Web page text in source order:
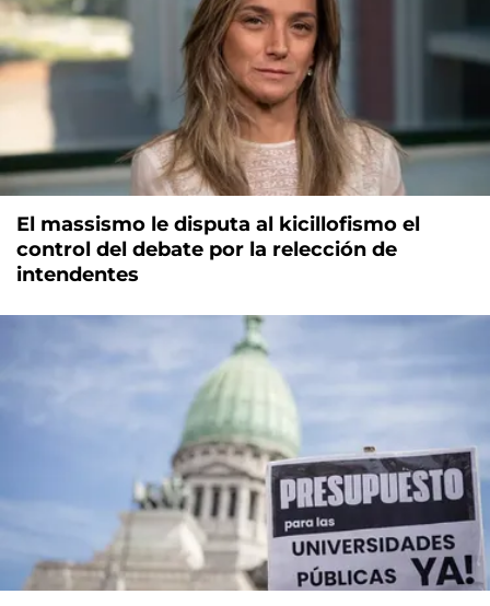
El massismo le disputa al kicillofismo el
control del debate por la relección de
intendentes